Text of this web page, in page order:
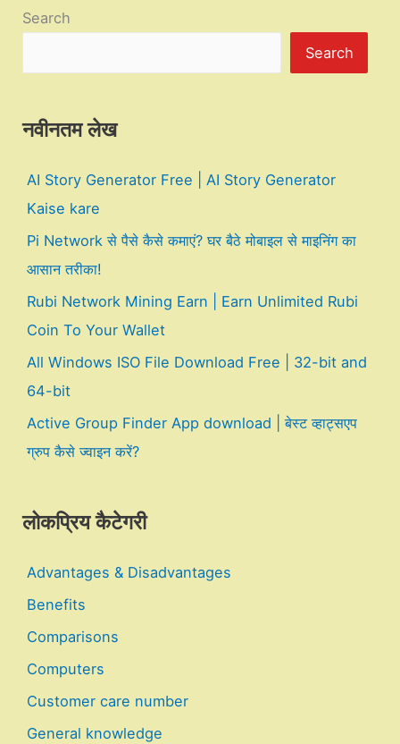
Search
Search
नवीनतम लेख
AI Story Generator Free | AI Story Generator
Kaise kare
Pi Network से पैसे कैसे कमाएं? घर बैठे मोबाइल से माइनिंग का
आसान तरीका!
Rubi Network Mining Earn | Earn Unlimited Rubi
Coin To Your Wallet
All Windows ISO File Download Free | 32-bit and
64-bit
Active Group Finder App download | बेस्ट व्हाट्सएप
ग्रुप कैसे ज्वाइन करें?
लोकप्रिय कैटेगरी
Advantages & Disadvantages
Benefits
Comparisons
Computers
Customer care number
General knowledge